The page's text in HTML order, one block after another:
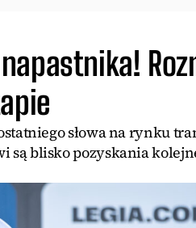
słowa na rynku
są blisko pozyskania